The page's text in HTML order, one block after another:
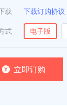
载
下载订购协议
式 电子版
立即订购